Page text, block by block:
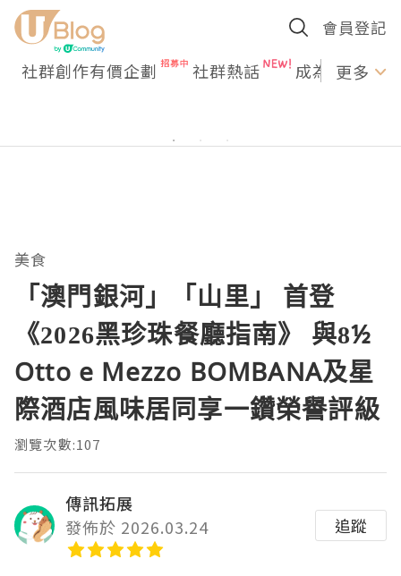
會員登記
社群創作有價企劃 社群熱話 成為U更多
美食
「澳門銀河」「山里」 首登
《2026黑珍珠餐廳指南》 與8½
Otto e Mezzo BOMBANA及星
際酒店風味居同享一鑽榮譽評級
瀏覽次數:107
傳訊拓展
發佈於 2026.03.24
追蹤